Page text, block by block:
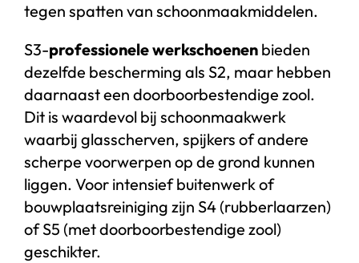
tegen spatten van schoonmaakmiddelen.
S3-professionele werkschoenenbieden
dezelfde bescherming als S2, maar hebben
daarnaast een doorboorbestendige zool.
Dit is waardevol bij schoonmaakwerk
waarbij glasscherven, spijkers of andere
scherpe voorwerpen op de grond kunnen
liggen. Voor intensief buitenwerk of
bouwplaatsreiniging zijn S4 (rubberlaarzen)
of S5 (met doorboorbestendige zool)
geschikter.